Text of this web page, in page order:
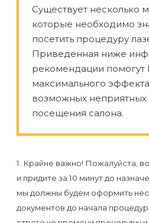
Эпиляция
воском
Шугаринг
депиляция
дизайн
компании
Мастера
Отзывы
Материалы
инструменты
Оборудование
Партнерство
Фото
Видео
ответы
ВАЖНО
Подготовка
процедуре
или
сахаром
Эпиляция
КОНТАКТЫ
Существует несколько
которые необходимо
посетить процедуру
Приведенная ниже
рекомендации помогут
максимального
возможных неприятных
посещения салона.
1. Крайне важно! Пожалуйста,
и придите за 10 минут до
мы должны будем оформить
документов до начала